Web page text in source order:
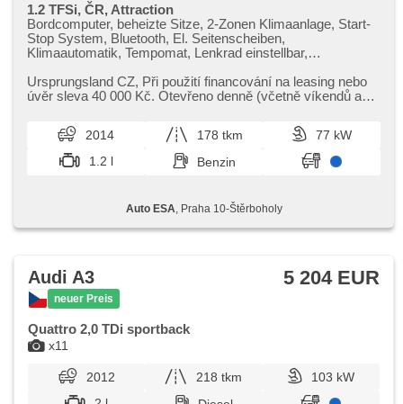
1.2 TFSi, ČR, Attraction
Bordcomputer, beheizte Sitze, 2-Zonen Klimaanlage, Start-
Stop System, Bluetooth, El. Seitenscheiben,
Klimaautomatik, Tempomat, Lenkrad einstellbar,
Handgetriebe, El. Spiegel, beheizte Spiegel,
Scheinwerferwaschanlagen, Servolenkung, Dachträger,
Funkfernbedienung, Elektronisches Stabilitätsprogramm
(ESP), Nebelscheinwerfer, ABS, Antriebsschlupfregelung
(ASR), parkovací senzory zadní, isofix,
Beifahrerairbagdeaktivierung, Wegfahrsperre, Lichtsensor
Ursprungsland CZ,​ Při použití financování na leasing nebo
úvěr sleva 40 000 Kč. Otevřeno denně (včetně víkendů a
2014 178 tkm
77 kW
1.2 l
Benzin
Auto ESA , Praha 10-Štěrboholy
x11
Audi A3
neuer Preis
5 204 EUR
Quattro 2,0 TDi sportback
2012 218 tkm
103 kW